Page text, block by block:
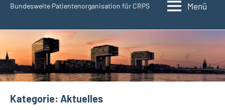
CRPSSelbsthilfe.org
Bundesweite Patientenorganisation für CRPS Menü
Kategorie: Aktuelles